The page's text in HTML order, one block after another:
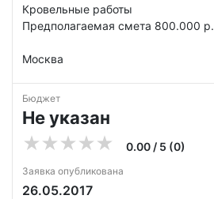
Кровельные работы
Предполагаемая смета 800.000 р.
Москва
Бюджет
Не указан
0.00 / 5 (0)
Заявка опубликована
26.05.2017